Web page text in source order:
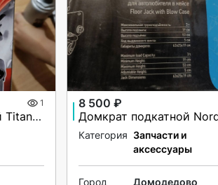
1
Домкрат бутылочный Titan 4т (180 — 350 мм)
8 500 ₽
Категория Запчасти и
аксессуары
Город Домодедово